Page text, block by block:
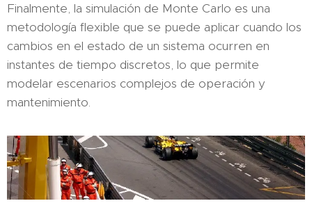
Finalmente, la simulación de Monte Carlo es una
metodología flexible que se puede aplicar cuando los
cambios en el estado de un sistema ocurren en
instantes de tiempo discretos, lo que permite
modelar escenarios complejos de operación y
mantenimiento.